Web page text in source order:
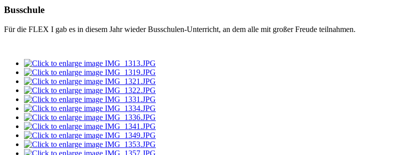
Busschule
Für die FLEX I gab es in diesem Jahr wieder Busschulen-Unterricht, an dem alle mit großer Freude teilnahmen.